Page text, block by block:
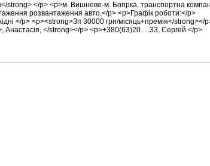
strong> </p> <p>м. Вишневе-м. Боярка, транспортна
розвантаження авто.</p> <p>Графік роботи:</p>
</p> <p><strong>Зп 30000 грн/місяць+премія</strong></
</strong></p> <p>+380(63)20….33, Сергей </p>